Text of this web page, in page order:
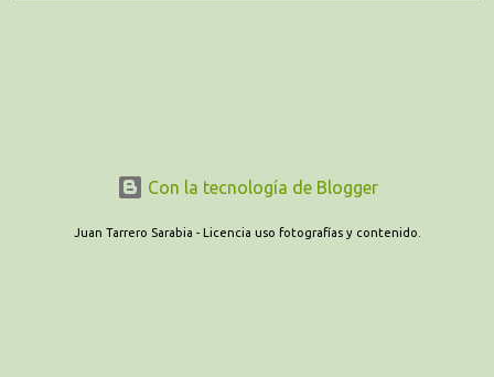
Con la tecnología de Blogger
Juan Tarrero Sarabia - Licencia uso fotografías y contenido.